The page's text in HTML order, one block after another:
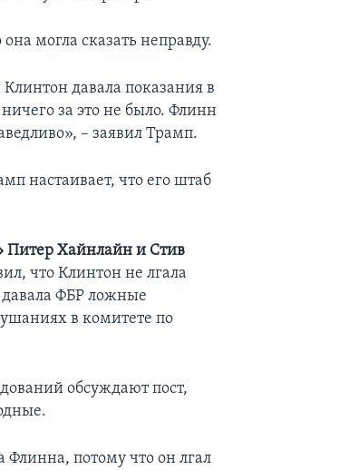
могла сказать неправду.
давала показания в
за это не было. Флинн
– заявил Трамп.
настаивает, что его штаб
Питер Хайнлайн и Стив
что Клинтон не лгала
давала ФБР ложные
в комитете по
обсуждают пост,
потому что он лгал